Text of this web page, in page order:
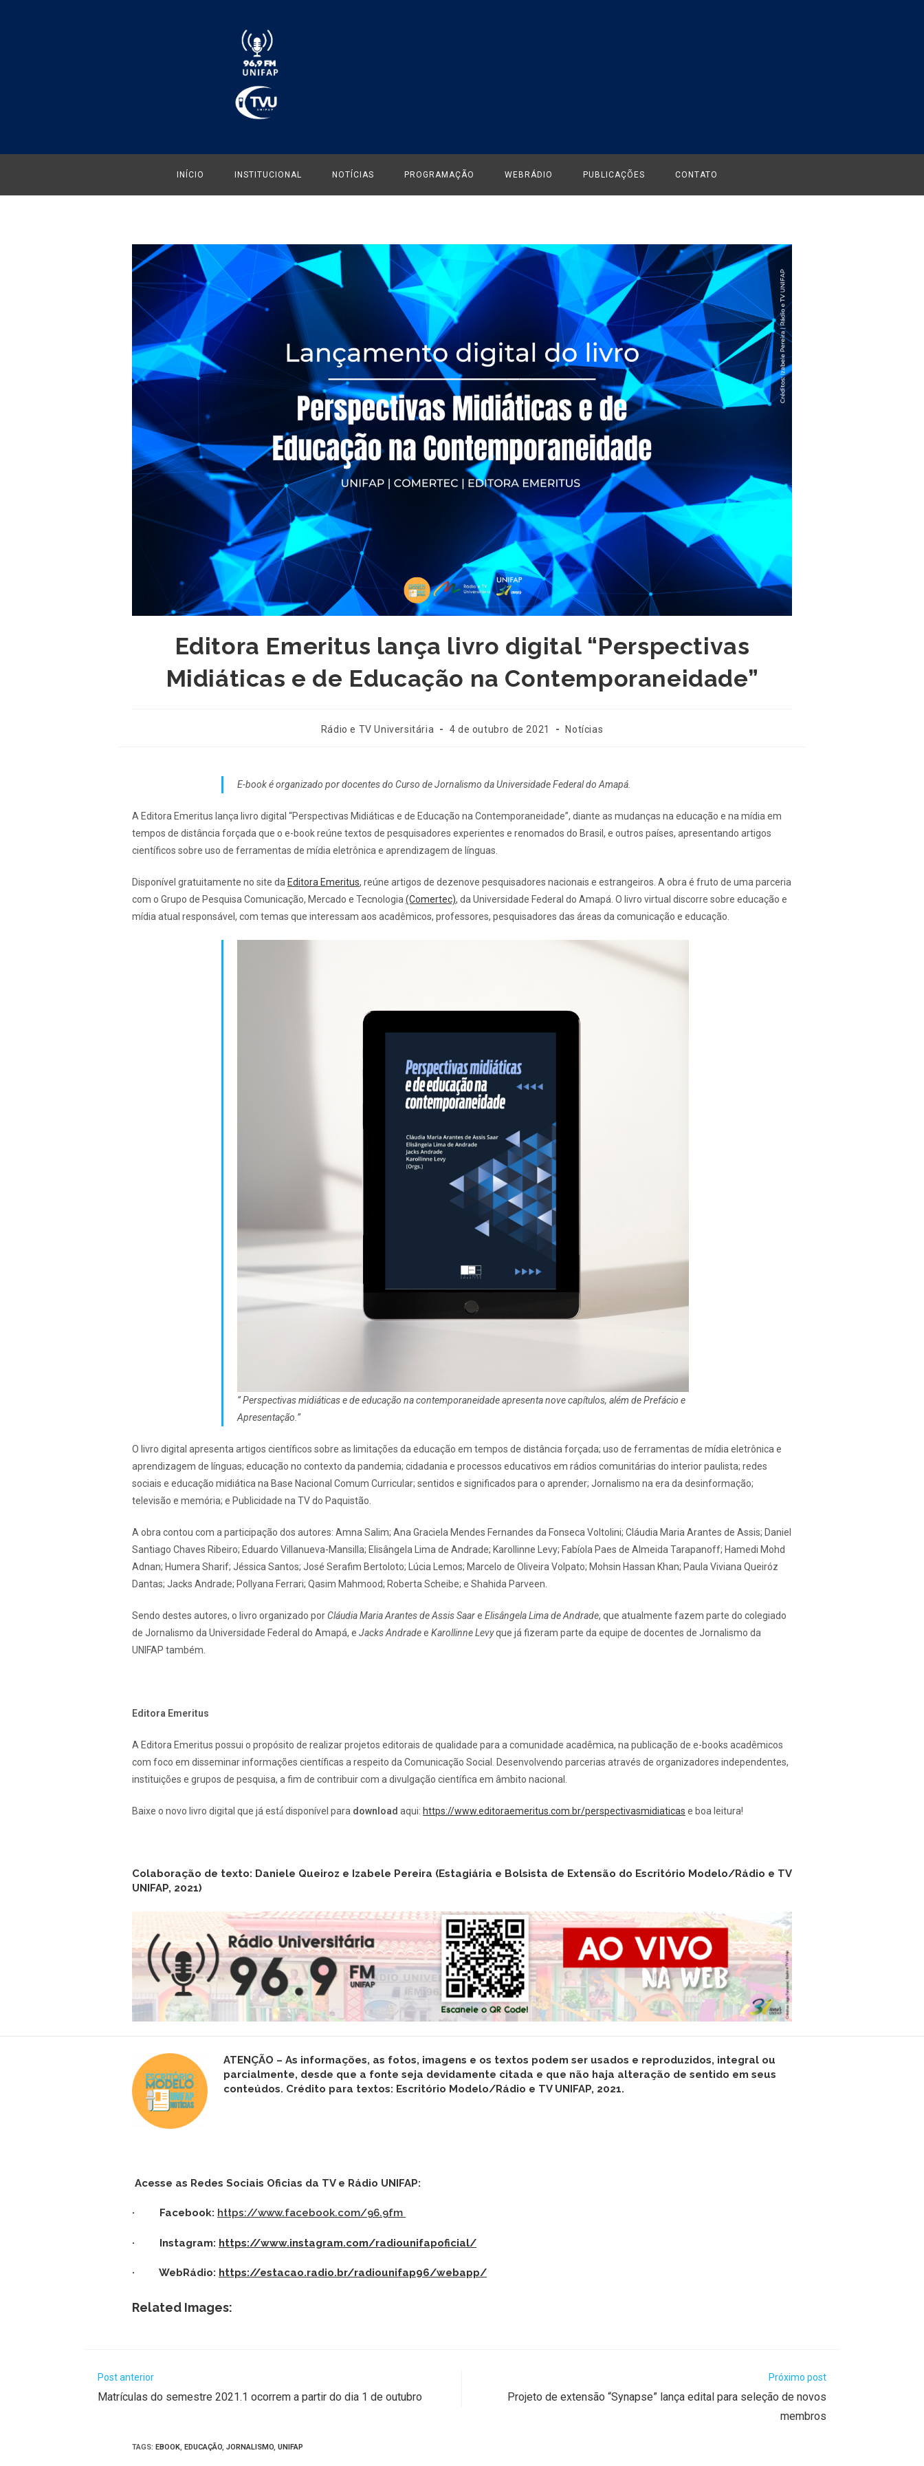
INÍCIO INSTITUCIONAL NOTÍCIAS PROGRAMAÇÃO WEBRÁDIO PUBLICAÇÕES CONTATO
Editora Emeritus lança livro digital “Perspectivas
Midiáticas e de Educação na Contemporaneidade”
Rádio e TV Universitária 4 de outubro de 2021 Notícias
E-book é organizado por docentes do Curso de Jornalismo da Universidade Federal do Amapá.
A Editora Emeritus lança livro digital “Perspectivas Midiáticas e de Educação na Contemporaneidade”, diante as mudanças na educação e na mídia em
tempos de distância forçada que o e-book reúne textos de pesquisadores experientes e renomados do Brasil, e outros países, apresentando artigos
científicos sobre uso de ferramentas de mídia eletrônica e aprendizagem de línguas.
Disponível gratuitamente no site da Editora Emeritus, reúne artigos de dezenove pesquisadores nacionais e estrangeiros. A obra é fruto de uma parceria
com o Grupo de Pesquisa Comunicação, Mercado e Tecnologia (Comertec), da Universidade Federal do Amapá. O livro virtual discorre sobre educação e
mídia atual responsável, com temas que interessam aos acadêmicos, professores, pesquisadores das áreas da comunicação e educação.
” Perspectivas midiáticas e de educação na contemporaneidade apresenta nove capítulos, além de Prefácio e
Apresentação.”
O livro digital apresenta artigos científicos sobre as limitações da educação em tempos de distância forçada; uso de ferramentas de mídia eletrônica e
aprendizagem de línguas; educação no contexto da pandemia; cidadania e processos educativos em rádios comunitárias do interior paulista; redes
sociais e educação midiática na Base Nacional Comum Curricular; sentidos e significados para o aprender; Jornalismo na era da desinformação;
televisão e memória; e Publicidade na TV do Paquistão.
A obra contou com a participação dos autores: Amna Salim; Ana Graciela Mendes Fernandes da Fonseca Voltolini; Cláudia Maria Arantes de Assis; Daniel
Santiago Chaves Ribeiro; Eduardo Villanueva-Mansilla; Elisângela Lima de Andrade; Karollinne Levy; Fabíola Paes de Almeida Tarapanoff; Hamedi Mohd
Adnan; Humera Sharif; Jéssica Santos; José Serafim Bertoloto; Lúcia Lemos; Marcelo de Oliveira Volpato; Mohsin Hassan Khan; Paula Viviana Queiróz
Dantas; Jacks Andrade; Pollyana Ferrari; Qasim Mahmood; Roberta Scheibe; e Shahida Parveen.
Sendo destes autores, o livro organizado por Cláudia Maria Arantes de Assis Saare Elisângela Lima de Andrade, que atualmente fazem parte do colegiado
de Jornalismo da Universidade Federal do Amapá, e Jacks Andradee Karollinne Levyque já fizeram parte da equipe de docentes de Jornalismo da
UNIFAP também.
Editora Emeritus
A Editora Emeritus possui o propósito de realizar projetos editorais de qualidade para a comunidade acadêmica, na publicação de e-books acadêmicos
com foco em disseminar informações científicas a respeito da Comunicação Social. Desenvolvendo parcerias através de organizadores independentes,
instituições e grupos de pesquisa, a fim de contribuir com a divulgação científica em âmbito nacional.
Baixe o novo livro digital que já está́ disponível para download aqui: https://www.editoraemeritus.com.br/perspectivasmidiaticas e boa leitura!
Colaboração de texto: Daniele Queiroz e Izabele Pereira (Estagiária e Bolsista de Extensão do Escritório Modelo/Rádio e TV
UNIFAP, 2021)
ATENÇÃO – As informações, as fotos, imagens e os textos podem ser usados e reproduzidos, integral ou
parcialmente, desde que a fonte seja devidamente citada e que não haja alteração de sentido em seus
conteúdos. Crédito para textos: Escritório Modelo/Rádio e TV UNIFAP, 2021.
Acesse as Redes Sociais Oficias da TV e Rádio UNIFAP:
· Facebook: https://www.facebook.com/96.9fm
· Instagram: https://www.instagram.com/radiounifapoficial/
· WebRádio: https://estacao.radio.br/radiounifap96/webapp/
Related Images:
Post anterior
Matrículas do semestre 2021.1 ocorrem a partir do dia 1 de outubro
Próximo post
Projeto de extensão “Synapse” lança edital para seleção de novos
membros
TAGS: EBOOK, EDUCAÇÃO, JORNALISMO, UNIFAP